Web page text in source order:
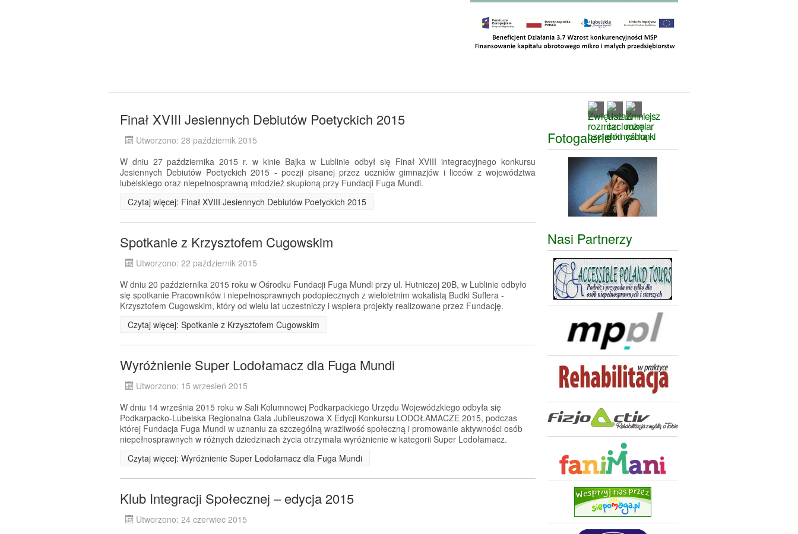
Finał XVIII Jesiennych Debiutów Poetyckich 2015
Utworzono: 28 październik 2015
W dniu 27 października 2015 r. w kinie Bajka w Lublinie odbył się Finał XVIII integracyjnego konkursu
Jesiennych Debiutów Poetyckich 2015 - poezji pisanej przez uczniów gimnazjów i liceów z województwa
lubelskiego oraz niepełnosprawną młodzież skupioną przy Fundacji Fuga Mundi.
Czytaj więcej: Finał XVIII Jesiennych Debiutów Poetyckich 2015
Spotkanie z Krzysztofem Cugowskim
Utworzono: 22 październik 2015
W dniu 20 października 2015 roku w Ośrodku Fundacji Fuga Mundi przy ul. Hutniczej 20B, w Lublinie odbyło
się spotkanie Pracowników i niepełnosprawnych podopiecznych z wieloletnim wokalistą Budki Suflera -
Krzysztofem Cugowskim, który od wielu lat uczestniczy i wspiera projekty realizowane przez Fundację.
Czytaj więcej: Spotkanie z Krzysztofem Cugowskim
Wyróżnienie Super Lodołamacz dla Fuga Mundi
Utworzono: 15 wrzesień 2015
W dniu 14 września 2015 roku w Sali Kolumnowej Podkarpackiego Urzędu Wojewódzkiego odbyła się
Podkarpacko-Lubelska Regionalna Gala Jubileuszowa X Edycji Konkursu LODOŁAMACZE 2015, podczas
której Fundacja Fuga Mundi w uznaniu za szczególną wrażliwość społeczną i promowanie aktywności osób
niepełnosprawnych w różnych dziedzinach życia otrzymała wyróżnienie w kategorii Super Lodołamacz.
Czytaj więcej: Wyróżnienie Super Lodołamacz dla Fuga Mundi
Klub Integracji Społecznej – edycja 2015
Utworzono: 24 czerwiec 2015
Fotogalerie
Nasi Partnerzy